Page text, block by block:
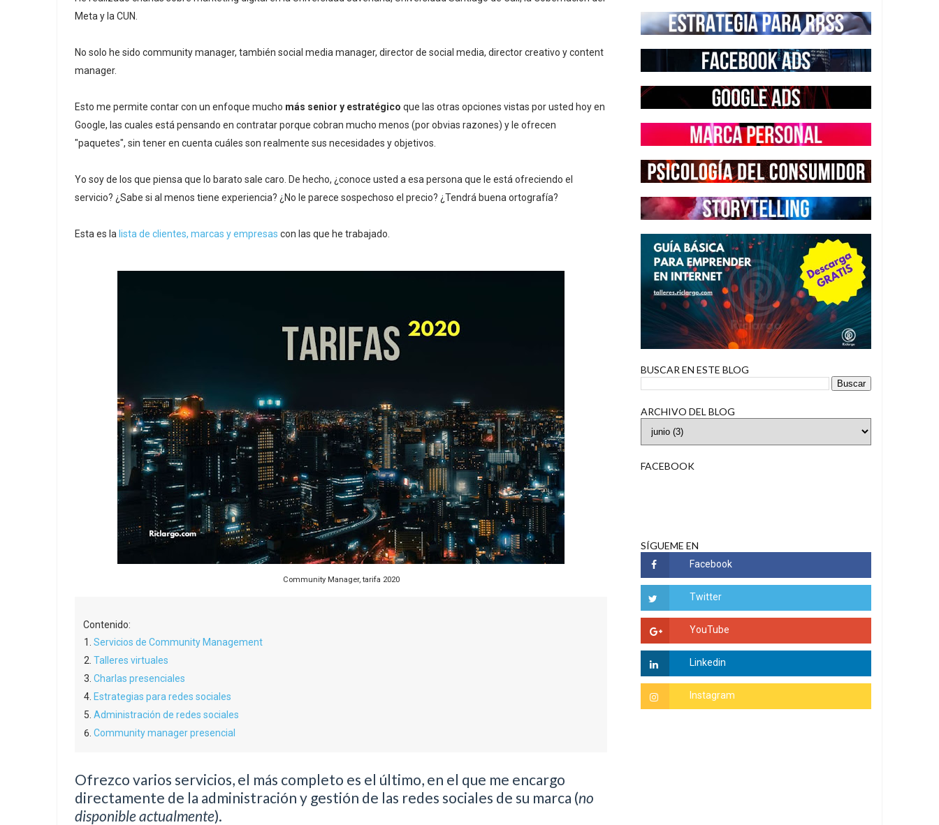
Meta y la CUN.
No solo he sido community manager, también social media manager, director de social media, director creativo y content
manager.
Esto me permite contar con un enfoque mucho más senior y estratégico que las otras opciones vistas por usted hoy en
Google, las cuales está pensando en contratar porque cobran mucho menos (por obvias razones) y le ofrecen
"paquetes", sin tener en cuenta cuáles son realmente sus necesidades y objetivos.
Yo soy de los que piensa que lo barato sale caro. De hecho, ¿conoce usted a esa persona que le está ofreciendo el
servicio? ¿Sabe si al menos tiene experiencia? ¿No le parece sospechoso el precio? ¿Tendrá buena ortografía?
Esta es la lista de clientes, marcas y empresas con las que he trabajado.
Community Manager, tarifa 2020
Contenido:
Servicios de Community Management
Talleres virtuales
Charlas presenciales
Estrategias para redes sociales
Administración de redes sociales
Community manager presencial
Ofrezco varios servicios, el más completo es el último, en el que me encargo
directamente de la administración y gestión de las redes sociales de su marca (no
disponible actualmente).
BUSCAR EN ESTE BLOG
ARCHIVO DEL BLOG
FACEBOOK
SÍGUEME EN